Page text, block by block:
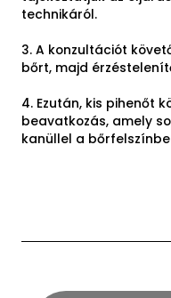
technikáról.
3. A konzultációt
bőrt, majd
4. Ezután, kis pihenőt
beavatkozás, amely
kanüllel a